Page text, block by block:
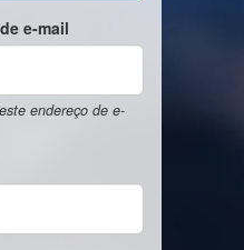
e-mail
endereço de e-